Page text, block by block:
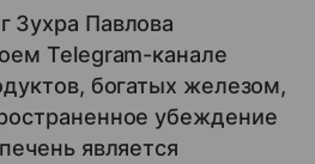
Зухра Павлова
Telegram-канале
богатых железом,
убеждение
является